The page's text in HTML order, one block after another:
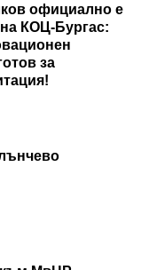
официално е
КОЦ-Бургас:
за